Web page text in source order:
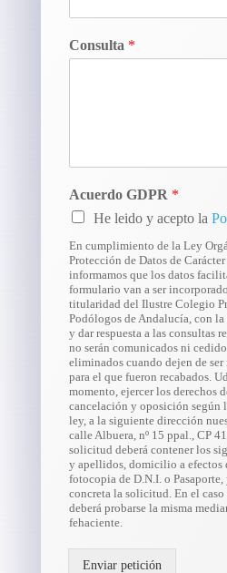
Consulta *
Acuerdo GDPR *
He leido y acepto la
En cumplimiento de la Ley
Protección de Datos de
informamos que los datos
formulario van a ser
titularidad del Ilustre Colegio
Podólogos de Andalucía, con
y dar respuesta a las consultas
no serán comunicados ni
eliminados cuando dejen de ser
para el que fueron recabados.
momento, ejercer los derechos
cancelación y oposición según
ley, a la siguiente dirección
calle Albuera, nº 15 ppal., CP
solicitud deberá contener los
y apellidos, domicilio a efectos
fotocopia de D.N.I. o
concreta la solicitud. En el caso
deberá probarse la misma
fehaciente.
Enviar petición